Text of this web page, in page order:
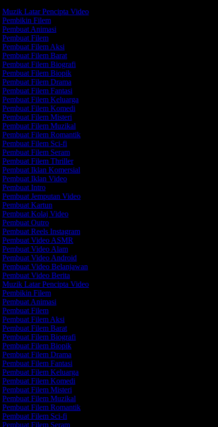
Muzik Latar Pencipta Video
Pembikin Filem
Pembuat Animasi
Pembuat Filem
Pembuat Filem Aksi
Pembuat Filem Barat
Pembuat Filem Biografi
Pembuat Filem Biopik
Pembuat Filem Drama
Pembuat Filem Fantasi
Pembuat Filem Keluarga
Pembuat Filem Komedi
Pembuat Filem Misteri
Pembuat Filem Muzikal
Pembuat Filem Romantik
Pembuat Filem Sci-fi
Pembuat Filem Seram
Pembuat Filem Thriller
Pembuat Iklan Komersial
Pembuat Iklan Video
Pembuat Intro
Pembuat Jemputan Video
Pembuat Kartun
Pembuat Kolaj Video
Pembuat Outro
Pembuat Reels Instagram
Pembuat Video ASMR
Pembuat Video Alam
Pembuat Video Android
Pembuat Video Belanjawan
Pembuat Video Berita
Muzik Latar Pencipta Video
Pembikin Filem
Pembuat Animasi
Pembuat Filem
Pembuat Filem Aksi
Pembuat Filem Barat
Pembuat Filem Biografi
Pembuat Filem Biopik
Pembuat Filem Drama
Pembuat Filem Fantasi
Pembuat Filem Keluarga
Pembuat Filem Komedi
Pembuat Filem Misteri
Pembuat Filem Muzikal
Pembuat Filem Romantik
Pembuat Filem Sci-fi
Pembuat Filem Seram